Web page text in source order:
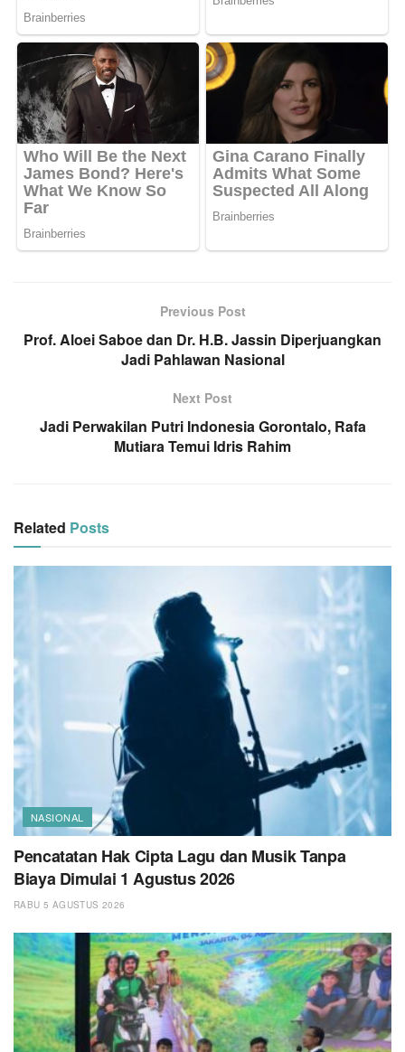
Previous Post
Prof. Aloei Saboe dan Dr. H.B. Jassin Diperjuangkan
Jadi Pahlawan Nasional
Next Post
Jadi Perwakilan Putri Indonesia Gorontalo, Rafa
Mutiara Temui Idris Rahim
Related Posts
NASIONAL
Pencatatan Hak Cipta Lagu dan Musik Tanpa
Biaya Dimulai 1 Agustus 2026
RABU 5 AGUSTUS 2026